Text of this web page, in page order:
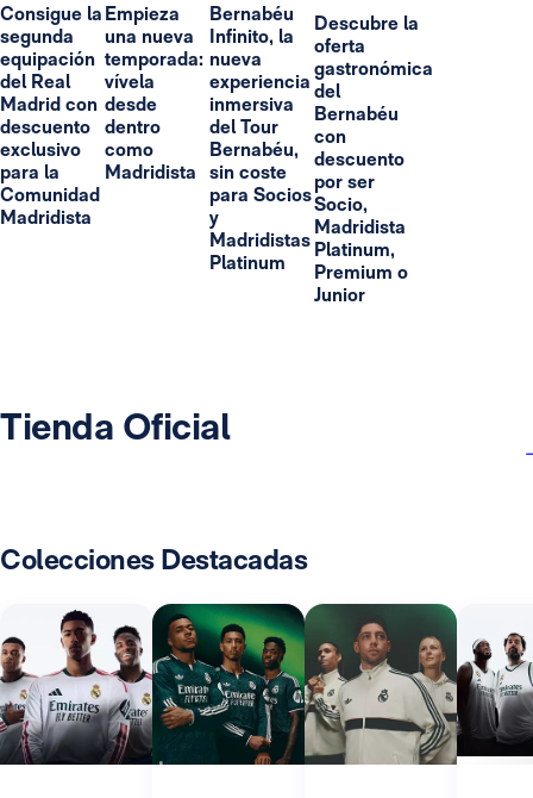
Consigue la
segunda
equipación
del Real
Madrid con
descuento
exclusivo
para la
Comunidad
Madridista
Empieza
una nueva
temporada:
vívela
desde
dentro
como
Madridista
Bernabéu
Infinito, la
nueva
experiencia
inmersiva
del Tour
Bernabéu,
sin coste
para Socios
y
Madridistas
Platinum
Descubre la
oferta
gastronómica
del
Bernabéu
con
descuento
por ser
Socio,
Madridista
Platinum,
Premium o
Junior
Tienda Oficial
Colecciones Destacadas